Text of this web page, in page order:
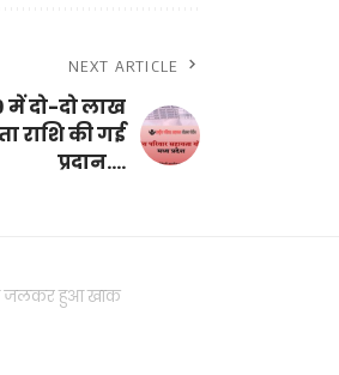
NEXT ARTICLE
में दो-दो लाख
राशि की गई
प्रदान….
जलकर हुआ खाक